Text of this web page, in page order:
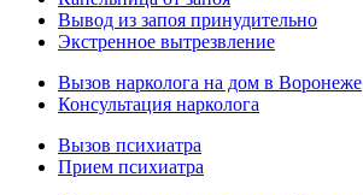
Вывод из запоя принудительно
Экстренное вытрезвление
Вызов нарколога на дом в Воронеже
Консультация нарколога
Вызов психиатра
Прием психиатра